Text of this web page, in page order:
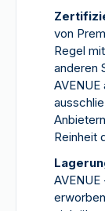
von
Regel
anderen
Reinheit